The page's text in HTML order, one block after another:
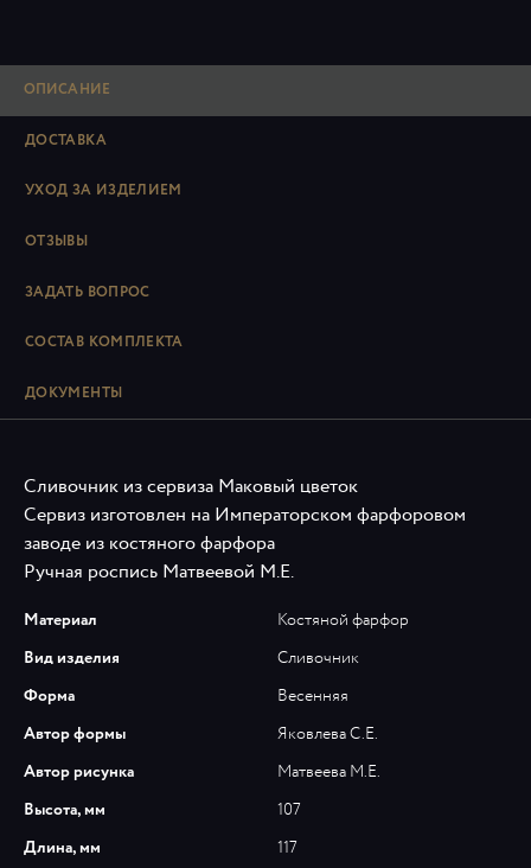
ОПИСАНИЕ
ДОСТАВКА
УХОД ЗА ИЗДЕЛИЕМ
ОТЗЫВЫ
ЗАДАТЬ ВОПРОС
СОСТАВ КОМПЛЕКТА
ДОКУМЕНТЫ
Сливочник из сервиза Маковый цветок
Сервиз изготовлен на Императорском фарфоровом
заводе из костяного фарфора
Ручная роспись Матвеевой М.Е.
Материал
Костяной фарфор
Вид изделия
Сливочник
Форма
Весенняя
Автор формы
Яковлева С.Е.
Автор рисунка
Матвеева М.Е.
Высота, мм
107
Длина, мм
117